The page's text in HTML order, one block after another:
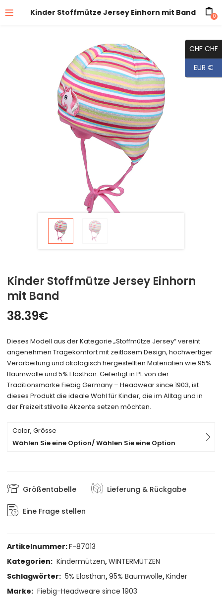
Kinder Stoffmütze Jersey Einhorn mit Band 0
Kinder Stoffmütze Jersey Einhorn
mit Band
38.39€
Dieses Modell aus der Kategorie „Stoffmütze Jersey“ vereint
angenehmen Tragekomfort mit zeitlosem Design, hochwertiger
Verarbeitung und ökologisch hergestellten Materialien wie 95%
Baumwolle und 5% Elasthan. Gefertigt in PL von der
Traditionsmarke Fiebig Germany – Headwear since 1903, ist
dieses Produkt die ideale Wahl für Kinder, die im Alltag und in
der Freizeit stilvolle Akzente setzen möchten.
Color, Grösse
Wählen Sie eine Option/ Wählen Sie eine Option
Größentabelle Lieferung & Rückgabe
Eine Frage stellen
Artikelnummer:F-87013
Kategorien: Kindermützen,WINTERMÜTZEN
Schlagwörter: 5% Elasthan,95% Baumwolle,Kinder
Marke: Fiebig-Headweare since 1903
CHF CHF
EUR €